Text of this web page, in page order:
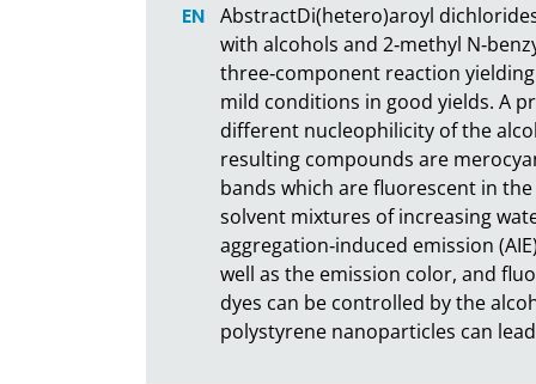
AbstractDi(hetero)aroyl
with alcohols and 2‐methyl
three‐component reaction
mild conditions in good yields. A
different nucleophilicity of the
resulting compounds are
bands which are fluorescent in
solvent mixtures of increasing
aggregation‐induced emission
well as the emission color, and
dyes can be controlled by the
polystyrene nanoparticles can